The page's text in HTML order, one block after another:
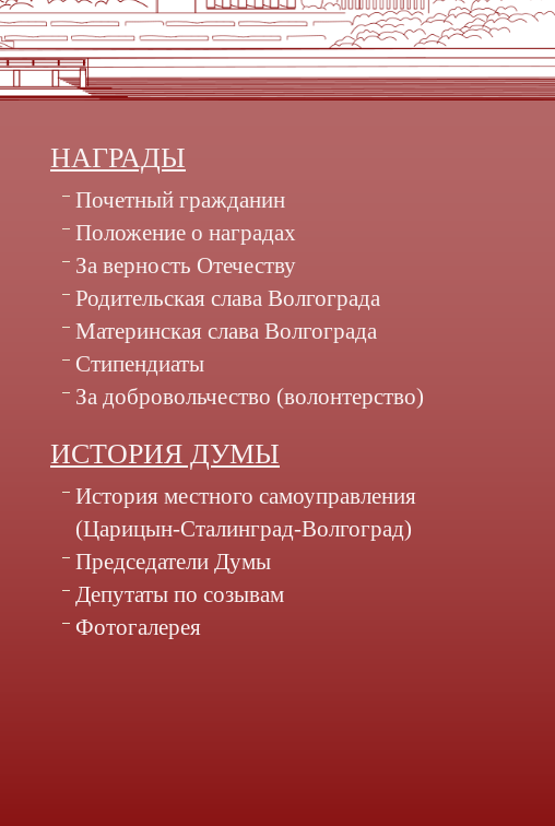
НАГРАДЫ
Почетный гражданин
Положение о наградах
За верность Отечеству
Родительская слава Волгограда
Материнская слава Волгограда
Стипендиаты
За добровольчество (волонтерство)
ИСТОРИЯ ДУМЫ
История местного самоуправления
(Царицын-Сталинград-Волгоград)
Председатели Думы
Депутаты по созывам
Фотогалерея